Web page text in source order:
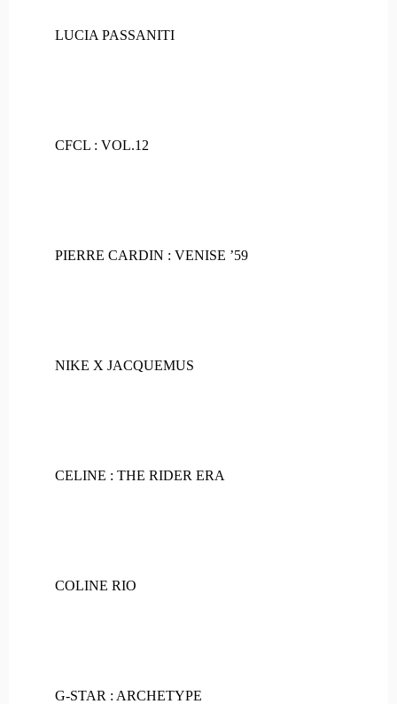
LUCIA PASSANITI
CFCL : VOL.12
PIERRE CARDIN : VENISE ’59
NIKE X JACQUEMUS
CELINE : THE RIDER ERA
COLINE RIO
G-STAR : ARCHETYPE